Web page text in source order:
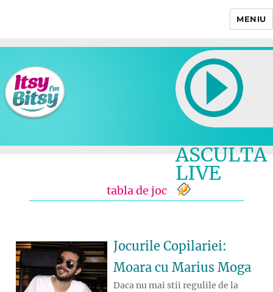
MENIU
ASCULTA
LIVE
tabla de joc
Jocurile Copilariei:
Moara cu Marius Moga
Daca nu mai stii regulile de la